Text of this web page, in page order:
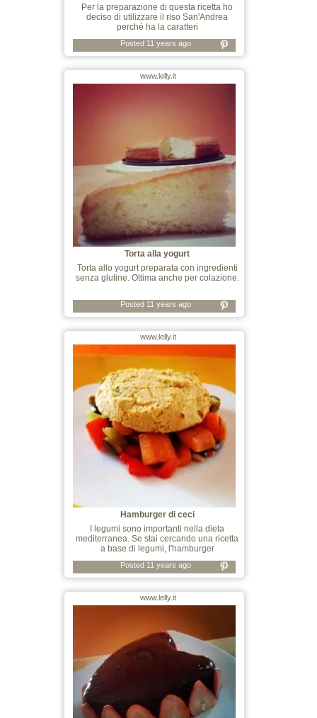
Per la preparazione di questa ricetta ho
deciso di utilizzare il riso San'Andrea
perché ha la caratteri
Posted 11 years ago
www.lelly.it
Torta alla yogurt
Torta allo yogurt preparata con ingredienti
senza glutine. Ottima anche per colazione.
Posted 11 years ago
www.lelly.it
Hamburger di ceci
I legumi sono importanti nella dieta
mediterranea. Se stai cercando una ricetta
a base di legumi, l'hamburger
Posted 11 years ago
www.lelly.it